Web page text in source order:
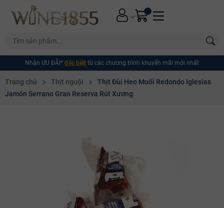
Nhận ƯU ĐÃI* đặc biệt từ các chương trình khuyến mãi mới nhất
Trang chủ Thịt nguội
Thịt Đùi Heo Muối Redondo Iglesias
Jamón Serrano Gran Reserva Rút Xương